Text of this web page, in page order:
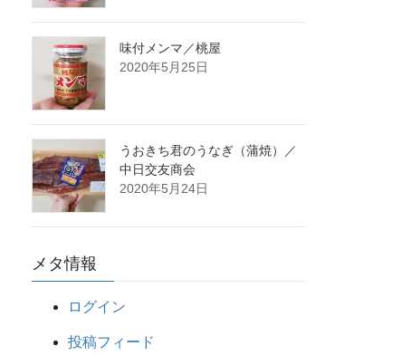
味付メンマ／桃屋
2020年5月25日
うおきち君のうなぎ（蒲焼）／
中日交友商会
2020年5月24日
メタ情報
ログイン
投稿フィード